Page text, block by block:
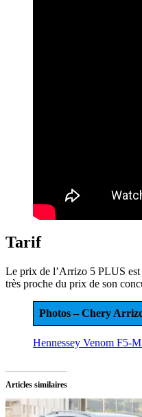
Tarif
Le prix de l’Arrizo 5 PLUS est
très proche du prix de son
Photos – Chery
Hennessey Venom F5-
Articles similaires